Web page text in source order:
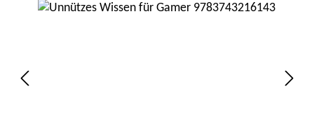
Bildergalerie überspringen